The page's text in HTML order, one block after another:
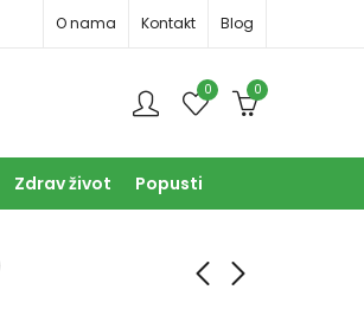
O nama Kontakt Blog
0 0
Zdrav život Popusti